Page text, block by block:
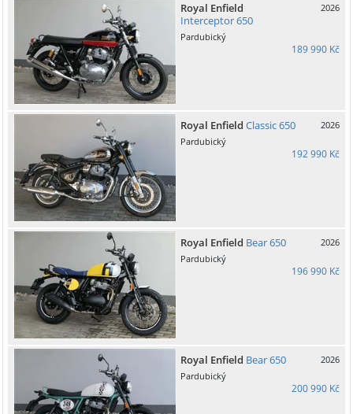
Royal Enfield
Interceptor 650
2026
Pardubický
189 990 Kč
Royal Enfield Classic 650
2026
Pardubický
192 990 Kč
Royal Enfield Bear 650
2026
Pardubický
196 990 Kč
Royal Enfield Bear 650
2026
Pardubický
200 990 Kč